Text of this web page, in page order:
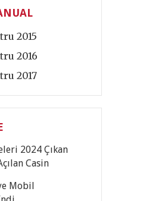
2015
2016
2017
2024 Çıkan
Casin
Mobil